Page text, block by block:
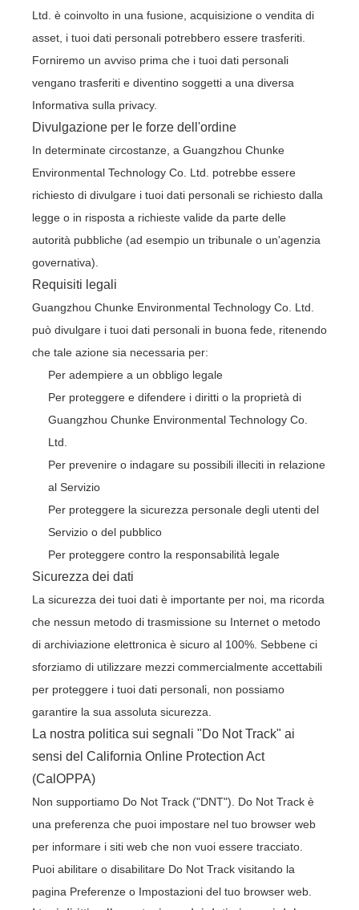
Ltd. è coinvolto in una fusione, acquisizione o vendita di
asset, i tuoi dati personali potrebbero essere trasferiti.
Forniremo un avviso prima che i tuoi dati personali
vengano trasferiti e diventino soggetti a una diversa
Informativa sulla privacy.
Divulgazione per le forze dell'ordine
In determinate circostanze, a Guangzhou Chunke
Environmental Technology Co. Ltd. potrebbe essere
richiesto di divulgare i tuoi dati personali se richiesto dalla
legge o in risposta a richieste valide da parte delle
autorità pubbliche (ad esempio un tribunale o un'agenzia
governativa).
Requisiti legali
Guangzhou Chunke Environmental Technology Co. Ltd.
può divulgare i tuoi dati personali in buona fede, ritenendo
che tale azione sia necessaria per:
Per adempiere a un obbligo legale
Per proteggere e difendere i diritti o la proprietà di
Guangzhou Chunke Environmental Technology Co.
Ltd.
Per prevenire o indagare su possibili illeciti in relazione
al Servizio
Per proteggere la sicurezza personale degli utenti del
Servizio o del pubblico
Per proteggere contro la responsabilità legale
Sicurezza dei dati
La sicurezza dei tuoi dati è importante per noi, ma ricorda
che nessun metodo di trasmissione su Internet o metodo
di archiviazione elettronica è sicuro al 100%. Sebbene ci
sforziamo di utilizzare mezzi commercialmente accettabili
per proteggere i tuoi dati personali, non possiamo
garantire la sua assoluta sicurezza.
La nostra politica sui segnali "Do Not Track" ai
sensi del California Online Protection Act
(CalOPPA)
Non supportiamo Do Not Track ("DNT"). Do Not Track è
una preferenza che puoi impostare nel tuo browser web
per informare i siti web che non vuoi essere tracciato.
Puoi abilitare o disabilitare Do Not Track visitando la
pagina Preferenze o Impostazioni del tuo browser web.